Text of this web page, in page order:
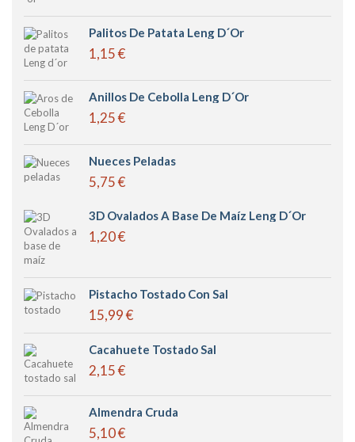
Palitos De Patata Leng D´or
1,15 €
Anillos De Cebolla Leng D´or
1,25 €
Nueces Peladas
5,75 €
3D Ovalados A Base De Maíz Leng D´or
1,20 €
Pistacho Tostado Con Sal
15,99 €
Cacahuete Tostado Sal
2,15 €
Almendra Cruda
5,10 €